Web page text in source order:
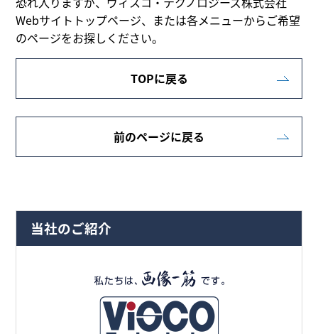
Webサイトトップページ、または各メニューからご希望
のページをお探しください。
TOPに戻る
前のページに戻る
当社のご紹介